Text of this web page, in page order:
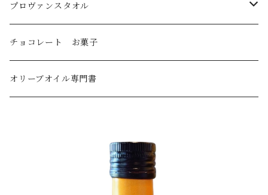
オリーブオイル・ミディアム
プロヴァンスタオル
刺繍ラウンドタオル
刺繍キッチンタオル
チョコレート お菓子
オリーブオイル専門書